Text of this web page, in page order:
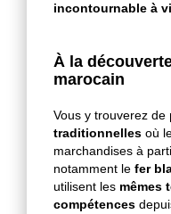
incontournable à
À la
marocain
Vous y trouverez de
traditionnelles où
marchandises à
notamment le fer
utilisent les mêmes
compétences